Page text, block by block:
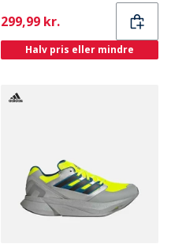
Current
299,99 kr.
Halv pris eller mindre